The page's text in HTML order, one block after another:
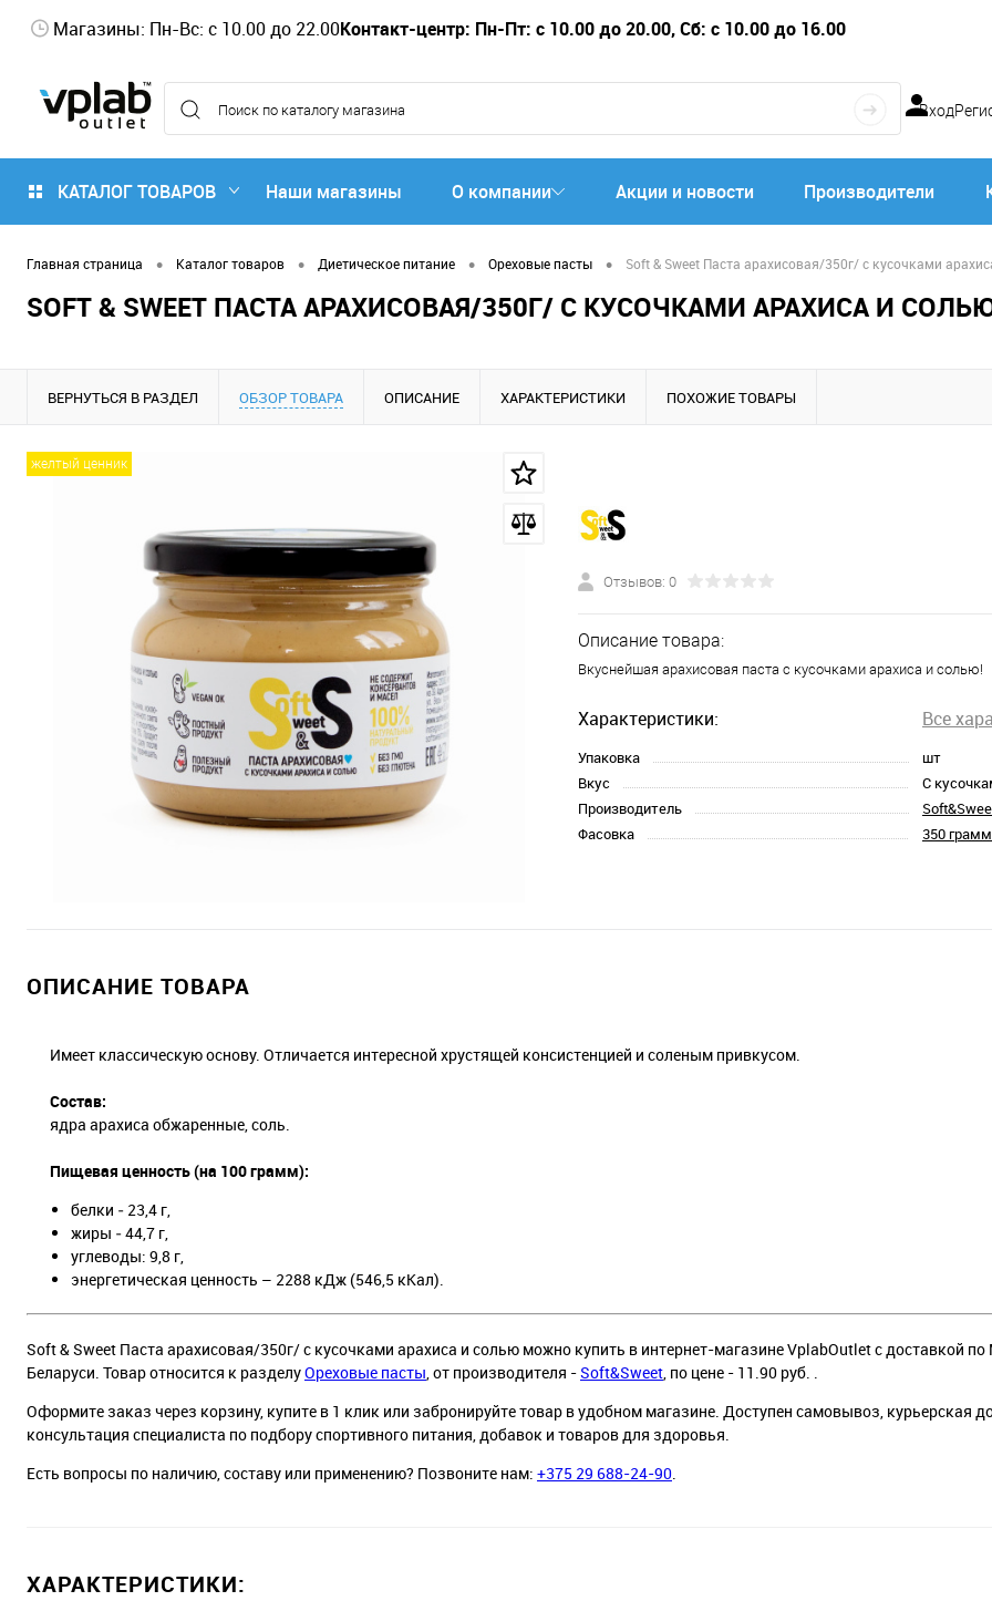
Магазины: Пн-Вс: с 10.00 до 22.00Контакт-центр: Пн-Пт: с 10.00 до 20.00, Сб: с 10.00 до 16.00
Вход
КАТАЛОГ ТОВАРОВ Наши магазины О компании Акции и новости Производители
Главная страница • Каталог товаров • Диетическое питание • Ореховые пасты • Soft & Sweet Паста арахисовая/350г/ с кусочками
SOFT & SWEET ПАСТА АРАХИСОВАЯ/350Г/ С КУСОЧКАМИ АРАХИСА И
ВЕРНУТЬСЯ В РАЗДЕЛ ОБЗОР ТОВАРА ОПИСАНИЕ ХАРАКТЕРИСТИКИ ПОХОЖИЕ ТОВАРЫ
желтый ценник
Отзывов: 0
Описание товара:
Вкуснейшая арахисовая паста с кусочками арахиса и солью!
Характеристики: Все
Упаковка
шт
Вкус
С
Производитель
Фасовка
350 грамм
ОПИСАНИЕ ТОВАРА
Имеет классическую основу. Отличается интересной хрустящей консистенцией и соленым привкусом.
Состав:
ядра арахиса обжаренные, соль.
Пищевая ценность (на 100 грамм):
белки ‑ 23,4 г,
жиры ‑ 44,7 г,
углеводы: 9,8 г,
энергетическая ценность – 2288 кДж (546,5 кКал).
Soft & Sweet Паста арахисовая/350г/ с кусочками арахиса и солью можно купить в интернет-магазине VplabOutlet с доставкой по
Беларуси. Товар относится к разделуОреховые пасты, от производителя -Soft&Sweet, по цене - 11.90 руб. .
Оформите заказ через корзину, купите в 1 клик или забронируйте товар в удобном магазине. Доступен самовывоз, курьерская
консультация специалиста по подбору спортивного питания, добавок и товаров для здоровья.
Есть вопросы по наличию, составу или применению? Позвоните нам: +375 29 688-24-90.
ХАРАКТЕРИСТИКИ: